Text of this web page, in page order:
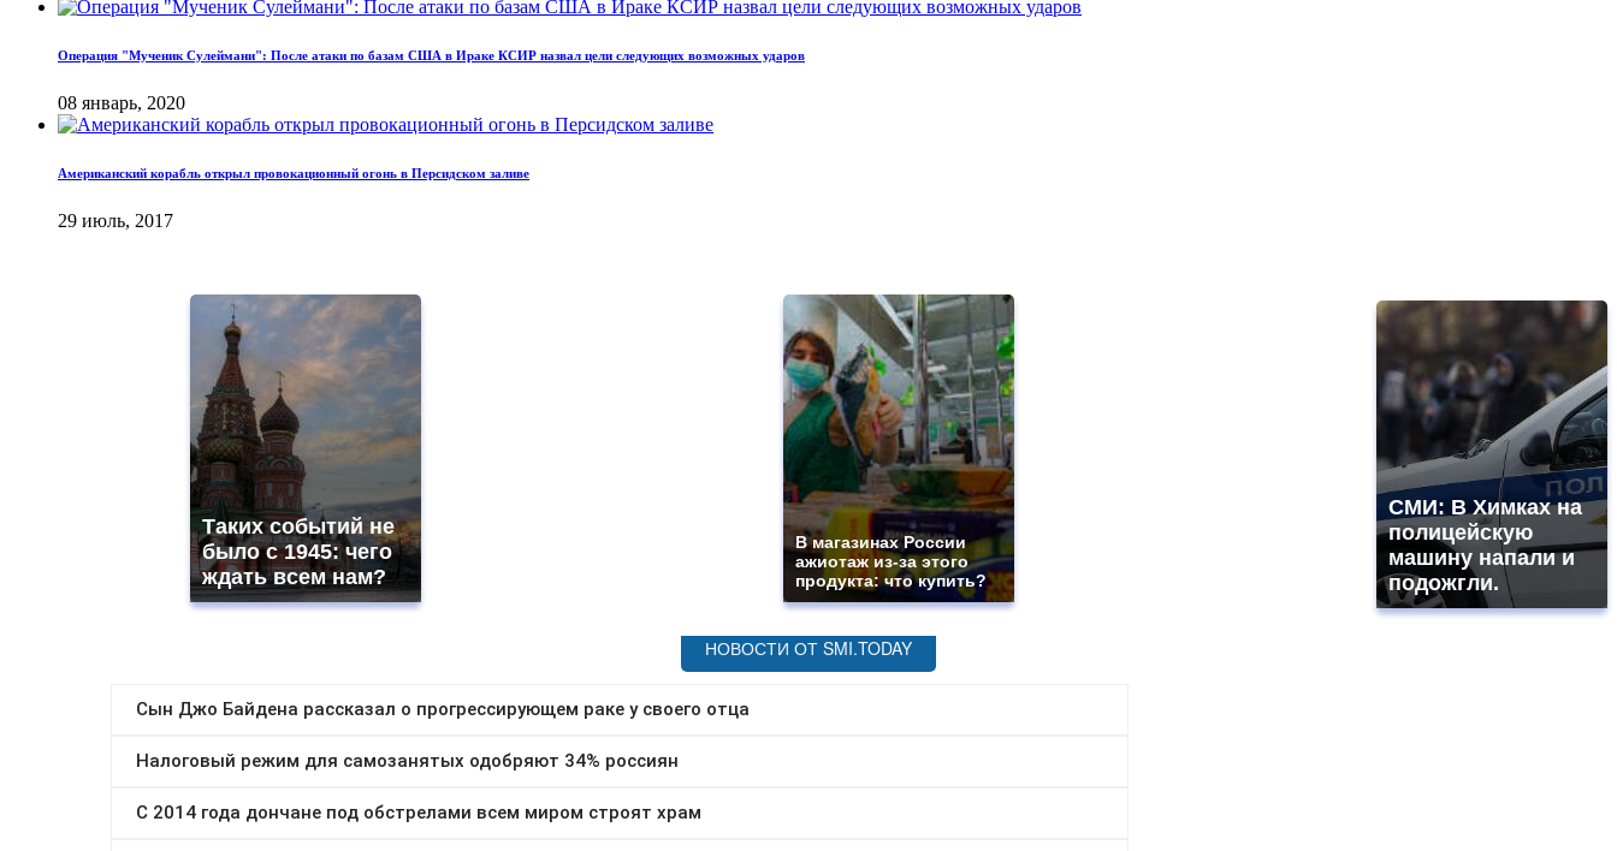
Операция "Мученик Сулеймани": После атаки по базам США в Ираке КСИР назвал цели следующих возможных ударов
08 январь, 2020
Американский корабль открыл провокационный огонь в Персидском заливе
29 июль, 2017
Таких событий не
было с 1945: чего
ждать всем нам?
В магазинах России
ажиотаж из-за этого
продукта: что купить?
СМИ: В Химках на
полицейскую
машину напали и
подожгли.